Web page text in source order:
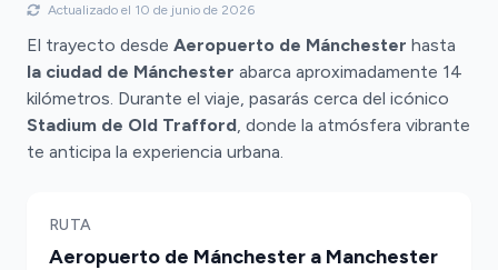
Actualizado el 10 de junio de 2026
El trayecto desde Aeropuerto de Mánchester hasta
la ciudad de Mánchester abarca aproximadamente 14
kilómetros. Durante el viaje, pasarás cerca del icónico
Stadium de Old Trafford, donde la atmósfera vibrante
te anticipa la experiencia urbana.
RUTA
Aeropuerto de Mánchester a Manchester